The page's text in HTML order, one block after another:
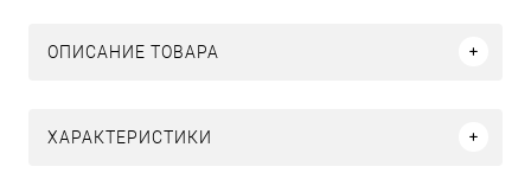
ОПИСАНИЕ ТОВАРА
ХАРАКТЕРИСТИКИ